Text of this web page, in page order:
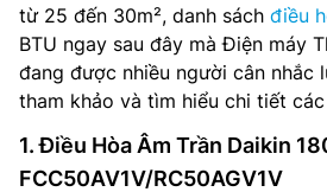
từ 25 đến 30m², danh sách điều
BTU ngay sau đây mà Điện máy
đang được nhiều người cân nhắc
tham khảo và tìm hiểu chi tiết
1. Điều Hòa Âm Trần Daikin
FCC50AV1V/RC50AGV1V